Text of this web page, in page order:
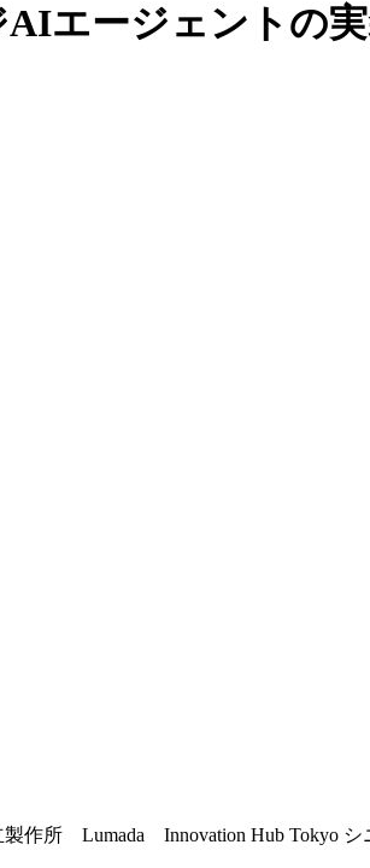
エージェントの
作所 Lumada Innovation Hub Tokyo